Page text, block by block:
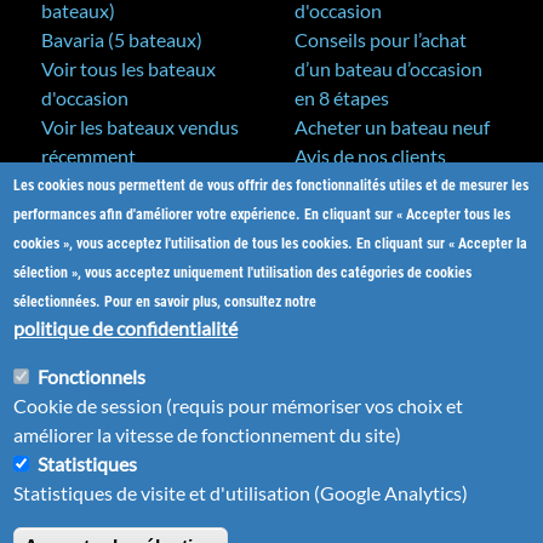
Les cookies nous permettent de vous offrir des fonctionnalités utiles et de mesurer les
performances afin d'améliorer votre expérience. En cliquant sur « Accepter tous les
cookies », vous acceptez l'utilisation de tous les cookies. En cliquant sur « Accepter la
sélection », vous acceptez uniquement l'utilisation des catégories de cookies
sélectionnées. Pour en savoir plus, consultez notre
politique de confidentialité
Fonctionnels
Cookie de session (requis pour mémoriser vos choix et
améliorer la vitesse de fonctionnement du site)
Statistiques
Statistiques de visite et d'utilisation (Google Analytics)
bateaux)
Bavaria (5 bateaux)
Voir tous les bateaux
d'occasion
Voir les bateaux vendus
récemment
d'occasion
Conseils pour l’achat
d’un bateau d’occasion
en 8 étapes
Acheter un bateau neuf
Avis de nos clients
A&C Yacht Brokers
Actualités
Salons nautiques
Notre métier
L'équipe
Plan du site
Nous contacter
Bateaux neufs